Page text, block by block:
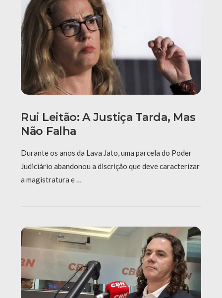
Rui Leitão: A Justiça Tarda, Mas
Não Falha
Durante os anos da Lava Jato, uma parcela do Poder
Judiciário abandonou a discrição que deve caracterizar
a magistratura e …